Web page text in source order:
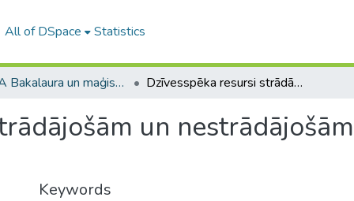
All of DSpace Statistics
RPIVA Bakalaura un maģistra darbi / RTTEMA Bachelor's and Master's theses (1995-2017) Dzīvesspēka resursi strādājošām un nestrādājošām vidējā brieduma sievietēm
un
Keywords